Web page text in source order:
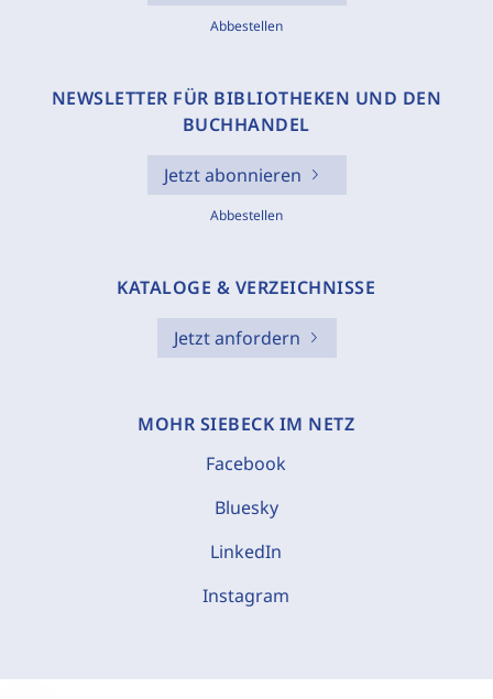
Abbestellen
NEWSLETTER FÜR BIBLIOTHEKEN UND DEN
BUCHHANDEL
Jetzt abonnieren
Abbestellen
KATALOGE & VERZEICHNISSE
Jetzt anfordern
MOHR SIEBECK IM NETZ
Facebook
Bluesky
LinkedIn
Instagram